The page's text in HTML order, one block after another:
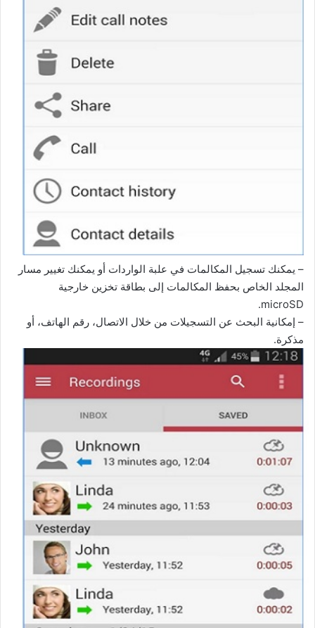
– يمكنك تسجيل المكالمات في علبة الواردات أو يمكنك تغيير مسار
المجلد الخاص بحفظ المكالمات إلى بطاقة تخزين خارجية
microSD.
– إمكانية البحث عن التسجيلات من خلال الاتصال، رقم الهاتف، أو
مذكرة.